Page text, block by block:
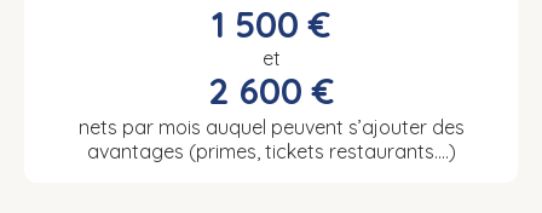
1 500 €
et
2 600 €
nets par mois auquel peuvent s’ajouter des
avantages (primes, tickets restaurants….)